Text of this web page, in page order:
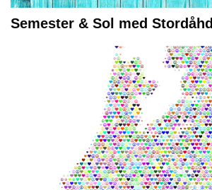
Semester & Sol med Stordåhd